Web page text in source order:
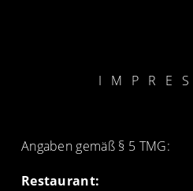
Angaben gemäß § 5 TMG:
Restaurant: